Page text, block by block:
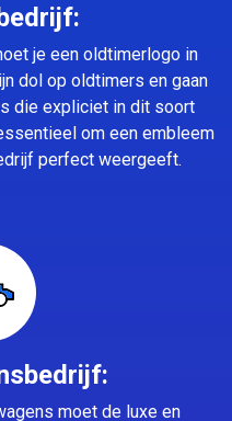
je een oldtimerlogo in
dol op oldtimers en gaan
die expliciet in dit soort
om een embleem
perfect weergeeft.
moet de luxe en